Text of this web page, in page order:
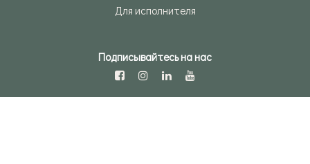
Для исполнителя
Подписывайтесь на нас